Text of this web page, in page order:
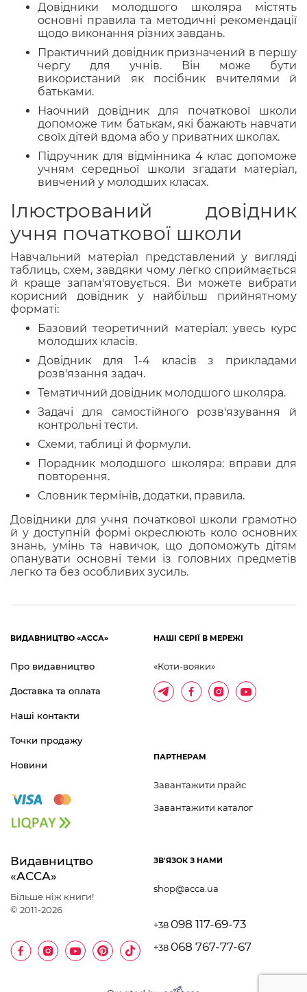
Довідники молодшого школяра містять
основні правила та методичні рекомендації
щодо виконання різних завдань.
Практичний довідник призначений в першу
чергу для учнів. Він може бути
використаний як посібник вчителями й
батьками.
Наочний довідник для початкової школи
допоможе тим батькам, які бажають навчати
своїх дітей вдома або у приватних школах.
Підручник для відмінника 4 клас допоможе
учням середньої школи згадати матеріал,
вивчений у молодших класах.
Ілюстрований довідник
учня початкової школи
Навчальний матеріал представлений у вигляді
таблиць, схем, завдяки чому легко сприймається
й краще запам'ятовується. Ви можете вибрати
корисний довідник у найбільш прийнятному
форматі:
Базовий теоретичний матеріал: увесь курс
молодших класів.
Довідник для 1-4 класів з прикладами
розв'язання задач.
Тематичний довідник молодшого школяра.
Задачі для самостійного розв'язування й
контрольні тести.
Схеми, таблиці й формули.
Порадник молодшого школяра: вправи для
повторення.
Словник термінів, додатки, правила.
Довідники для учня початкової школи грамотно
й у доступній формі окреслюють коло основних
знань, умінь та навичок, що допоможуть дітям
опанувати основні теми із головних предметів
легко та без особливих зусиль.
Видавництво
«АССА»
Більше ніж книги!
© 2011-2026
ЗВ'ЯЗОК З НАМИ
shop@acca.ua
+38 098 117-69-73
+38 068 767-77-67
ВИДАВНИЦТВО «АССА»
Про видавництво
Доставка та оплата
Наші контакти
Точки продажу
Новини
НАШІ СЕРІЇ В МЕРЕЖІ
«Коти-вояки»
ПАРТНЕРАМ
Завантажити прайс
Завантажити каталог